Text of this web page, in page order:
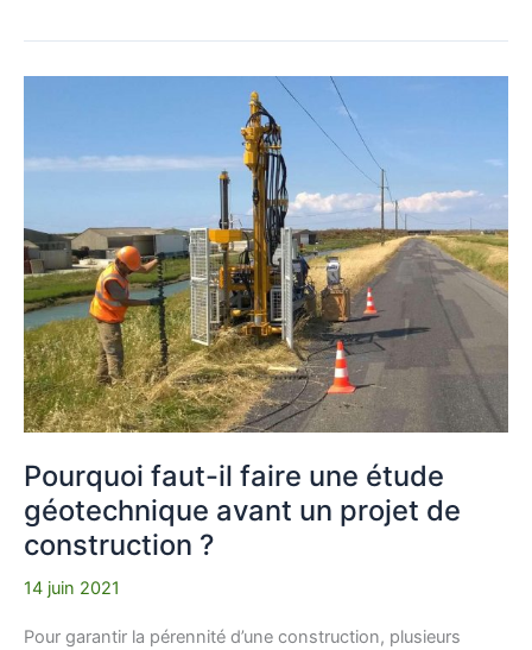
Pourquoi faut-il faire une étude
géotechnique avant un projet de
construction ?
14 juin 2021
Pour garantir la pérennité d’une construction, plusieurs
faire
étude
géotechnique
avant
un
projet
de
construction ?